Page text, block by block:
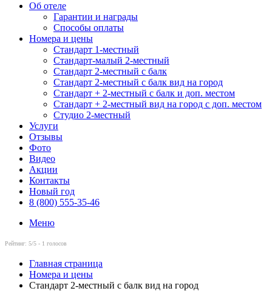
Об отеле
Гарантии и награды
Способы оплаты
Номера и цены
Стандарт 1-местный
Стандарт-малый 2-местный
Стандарт 2-местный с балк
Стандарт 2-местный с балк вид на город
Стандарт + 2-местный с балк и доп. местом
Стандарт + 2-местный вид на город с доп. местом
Студио 2-местный
Услуги
Отзывы
Фото
Видео
Акции
Контакты
Новый год
8 (800) 555-35-46
Меню
Рейтинг: 5/5 - 1 голосов
Главная страница
Номера и цены
Стандарт 2-местный с балк вид на город